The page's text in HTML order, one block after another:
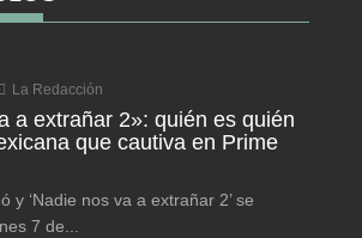
La Redacción
a extrañar 2»: quién es quién
que cautiva en Prime
y ‘Nadie nos va a extrañar 2’ se
7 de...